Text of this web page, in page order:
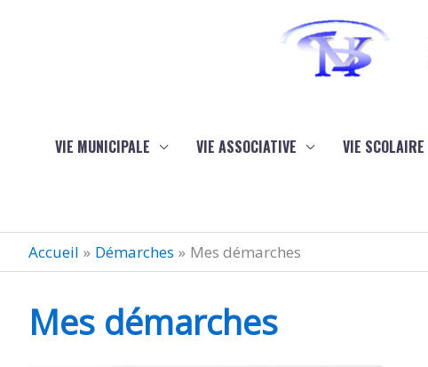
VIE MUNICIPALE VIE ASSOCIATIVE VIE SCOLAIRE
Accueil Démarches Mes démarches
Mes démarches